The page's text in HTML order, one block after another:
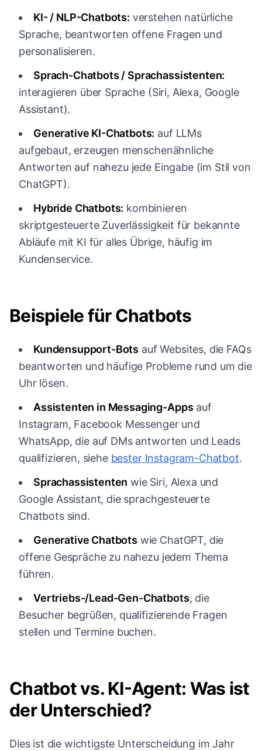
KI- / NLP-Chatbots: verstehen natürliche
Sprache, beantworten offene Fragen und
personalisieren.
Sprach-Chatbots / Sprachassistenten:
interagieren über Sprache (Siri, Alexa, Google
Assistant).
Generative KI-Chatbots: auf LLMs
aufgebaut, erzeugen menschenähnliche
Antworten auf nahezu jede Eingabe (im Stil von
ChatGPT).
Hybride Chatbots: kombinieren
skriptgesteuerte Zuverlässigkeit für bekannte
Abläufe mit KI für alles Übrige, häufig im
Kundenservice.
Beispiele für Chatbots
Kundensupport-Bots auf Websites, die FAQs
beantworten und häufige Probleme rund um die
Uhr lösen.
Assistenten in Messaging-Apps auf
Instagram, Facebook Messenger und
WhatsApp, die auf DMs antworten und Leads
qualifizieren, siehe bester Instagram-Chatbot.
Sprachassistenten wie Siri, Alexa und
Google Assistant, die sprachgesteuerte
Chatbots sind.
Generative Chatbots wie ChatGPT, die
offene Gespräche zu nahezu jedem Thema
führen.
Vertriebs-/Lead-Gen-Chatbots, die
Besucher begrüßen, qualifizierende Fragen
stellen und Termine buchen.
Chatbot vs. KI-Agent: Was ist
der Unterschied?
Dies ist die wichtigste Unterscheidung im Jahr